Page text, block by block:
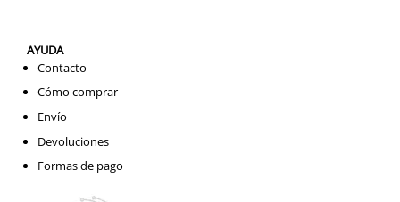
AYUDA
Contacto
Cómo comprar
Envío
Devoluciones
Formas de pago